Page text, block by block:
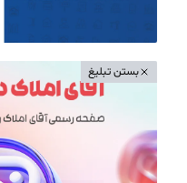
بستن تبلیغ